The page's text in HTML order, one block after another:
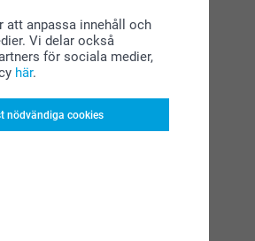
att anpassa innehåll och
Vi delar också
för sociala medier,
här.
nödvändiga cookies